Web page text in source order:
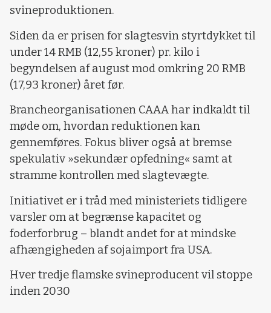
svineproduktionen.
Siden da er prisen for slagtesvin styrtdykket til
under 14 RMB (12,55 kroner) pr. kilo i
begyndelsen af august mod omkring 20 RMB
(17,93 kroner) året før.
Brancheorganisationen CAAA har indkaldt til
møde om, hvordan reduktionen kan
gennemføres. Fokus bliver også at bremse
spekulativ »sekundær opfedning« samt at
stramme kontrollen med slagtevægte.
Initiativet er i tråd med ministeriets tidligere
varsler om at begrænse kapacitet og
foderforbrug – blandt andet for at mindske
afhængigheden af sojaimport fra USA.
Hver tredje flamske svineproducent vil stoppe
inden 2030